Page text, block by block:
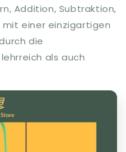
Addition, Subtraktion,
mit einer einzigartigen
die
als auch